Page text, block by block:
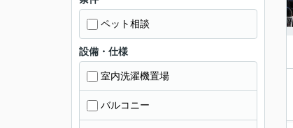
ペット相談
設備・仕様
室内洗濯機置場
バルコニー